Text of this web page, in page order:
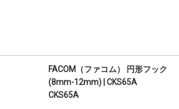
FACOM（ファコム） 円形フック
(8mm-12mm) | CKS65A
CKS65A